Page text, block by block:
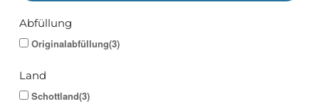
Abfüllung
Originalabfüllung(3)
Land
Schottland(3)